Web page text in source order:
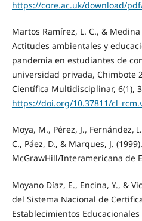
https://core.ac.uk/download/
Martos Ramírez, L. C., & Medina
Actitudes ambientales y
pandemia en estudiantes de
universidad privada, Chimbote
Científica Multidisciplinar, 6(1),
https://doi.org/10.37811/
Moya, M., Pérez, J., Fernández,
C., Páez, D., & Marques, J.
McGrawHill/Interamericana de
Moyano Díaz, E., Encina, Y., &
del Sistema Nacional de
Establecimientos Educacionales